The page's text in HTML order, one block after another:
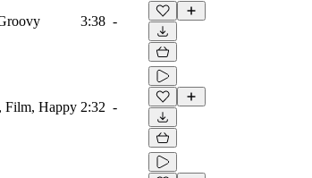
3:38 -
Film, Happy 2:32 -